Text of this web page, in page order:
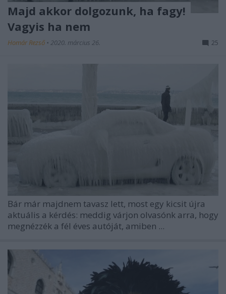
Majd akkor dolgozunk, ha fagy!
Vagyis ha nem
Homár Rezső • 2020. március 26. 25
Bár már majdnem tavasz lett, most egy kicsit újra
aktuális a kérdés: meddig várjon olvasónk arra, hogy
megnézzék a fél éves autóját, amiben ...